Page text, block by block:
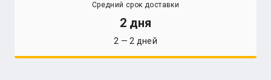
Средний срок доставки
2 дня
2 — 2 дней